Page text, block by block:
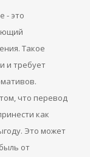
- это
Такое
и требует
что перевод
как
Это может
от